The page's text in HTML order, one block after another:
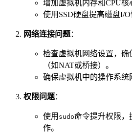
增加虚拟机内存和CPU核
使用SSD硬盘提高磁盘I/O
网络连接问题：
检查虚拟机网络设置，
（如NAT或桥接）。
确保虚拟机中的操作系统
权限问题：
使用 sudo命令提升权限，
作。